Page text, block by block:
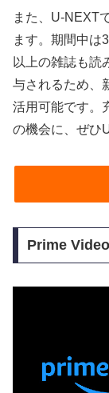
また、U-NEXT
ます。期間中は
以上の雑誌も読
与されるため、
活用可能です。
の機会に、ぜひ
Prime Video